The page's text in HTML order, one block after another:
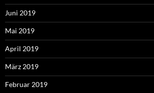
Juni 2019
Mai 2019
April 2019
März 2019
Februar 2019